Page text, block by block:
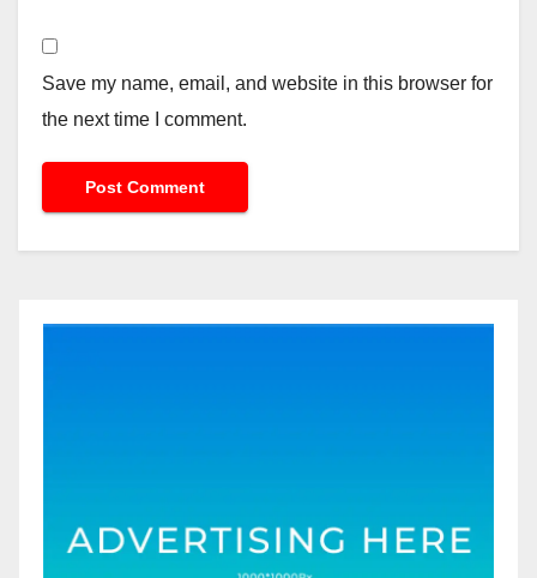
Save my name, email, and website in this browser for
the next time I comment.